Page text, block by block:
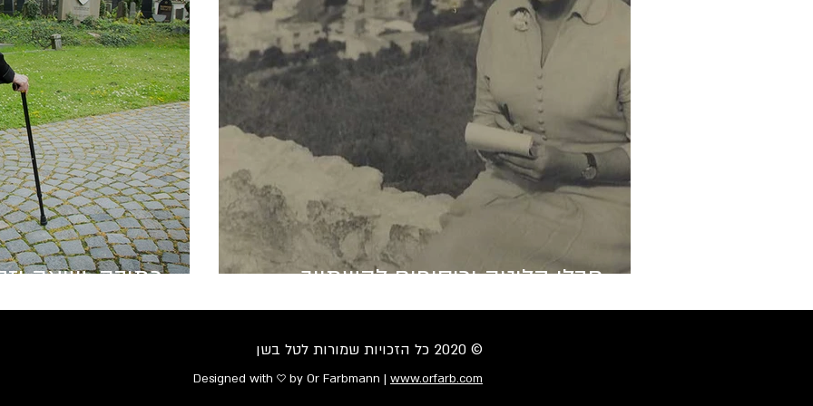
חבלי קליטה וכיסופים להשתייך כתיבה, שואה
© 2020 כל הזכויות שמורות לטל בשן
Designed with ♡ by Or Farbmann | www.orfarb.com